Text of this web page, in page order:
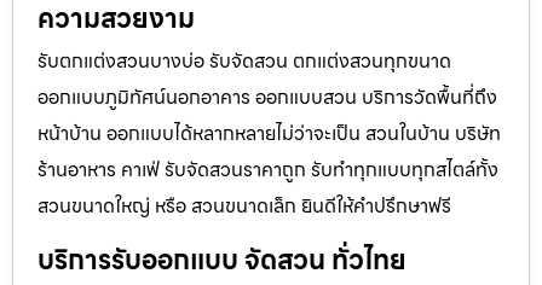
ความสวยงาม
รับตกแต่งสวนบางบ่อ รับจัดสวน ตกแต่งสวนทุกขนาด
ออกแบบภูมิทัศน์นอกอาคาร ออกแบบสวน บริการวัดพื้นที่ถึง
หน้าบ้าน ออกแบบได้หลากหลายไม่ว่าจะเป็น สวนในบ้าน บริษัท
ร้านอาหาร คาเฟ่ รับจัดสวนราคาถูก รับทำทุกแบบทุกสไตล์ทั้ง
สวนขนาดใหญ่ หรือ สวนขนาดเล็ก ยินดีให้คำปรึกษาฟรี
บริการรับออกแบบ จัดสวน ทั่วไทย